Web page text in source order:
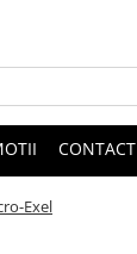
CONTACT
Exel